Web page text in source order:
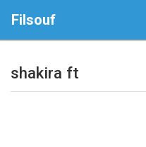
Filsouf
shakira ft